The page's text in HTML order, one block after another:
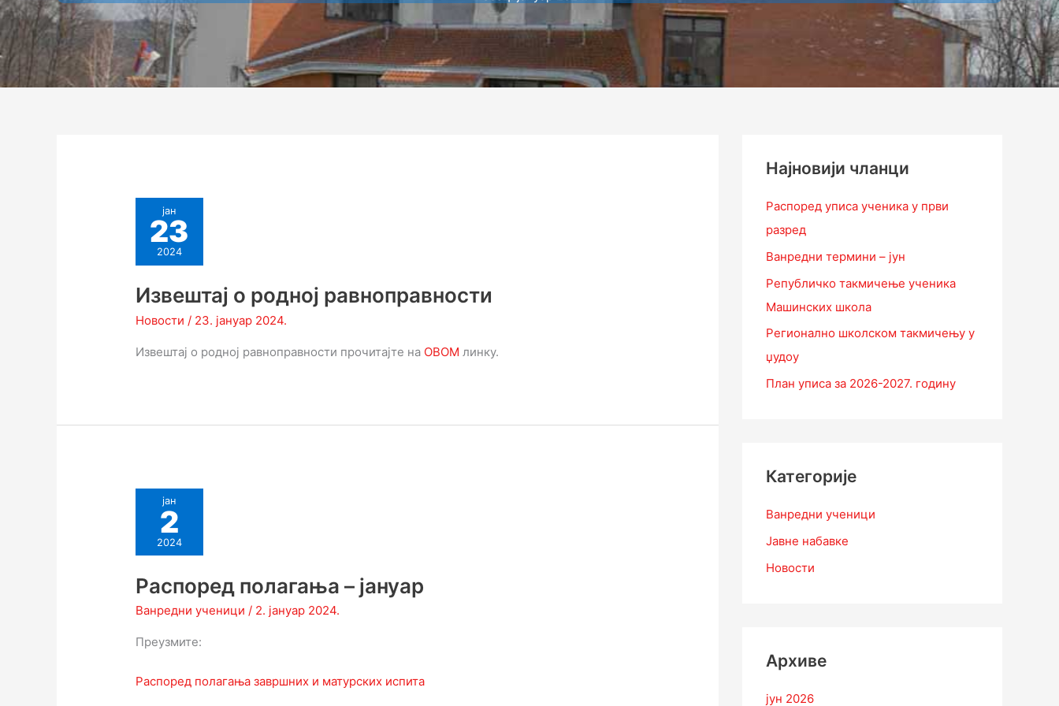
јан
23
2024
Извештај о родној равноправности
Новости / 23. јануар 2024.
Извештај о родној равноправности прочитајте на ОВОМ линку.
јан
2
2024
Распоред полагања – јануар
Ванредни ученици / 2. јануар 2024.
Преузмите:
Распоред полагања завршних и матурских испита
Најновији чланци
Распоред уписа ученика у први
разред
Ванредни термини – јун
Републичко такмичење ученика
Машинских школа
Регионално школском такмичењу у
џудоу
План уписа за 2026-2027. годину
Категорије
Ванредни ученици
Јавне набавке
Новости
Архиве
јун 2026